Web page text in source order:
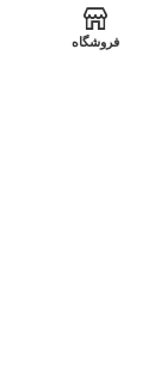
تهران خیابان
ورزشی جهان
فروشگاه